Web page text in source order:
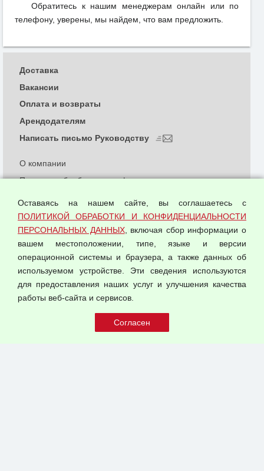
Обратитесь к нашим менеджерам онлайн или по
телефону, уверены, мы найдем, что вам предложить.
© 2026 ООО "Феникс"
О компании
Политика обработки и конфиденциальности
Согласием на обработку персональных данных
Оферта оптовой купли-продажи
Публичная оферта
Доставка
Вакансии
Оплата и возвраты
Арендодателям
Написать письмо Руководству
Оставаясь на нашем сайте, вы соглашаетесь с
ПОЛИТИКОЙ ОБРАБОТКИ И КОНФИДЕНЦИАЛЬНОСТИ
ПЕРСОНАЛЬНЫХ ДАННЫХ, включая сбор информации о
вашем местоположении, типе, языке и версии
операционной системы и браузера, а также данных об
используемом устройстве. Эти сведения используются
для предоставления наших услуг и улучшения качества
работы веб-сайта и сервисов.